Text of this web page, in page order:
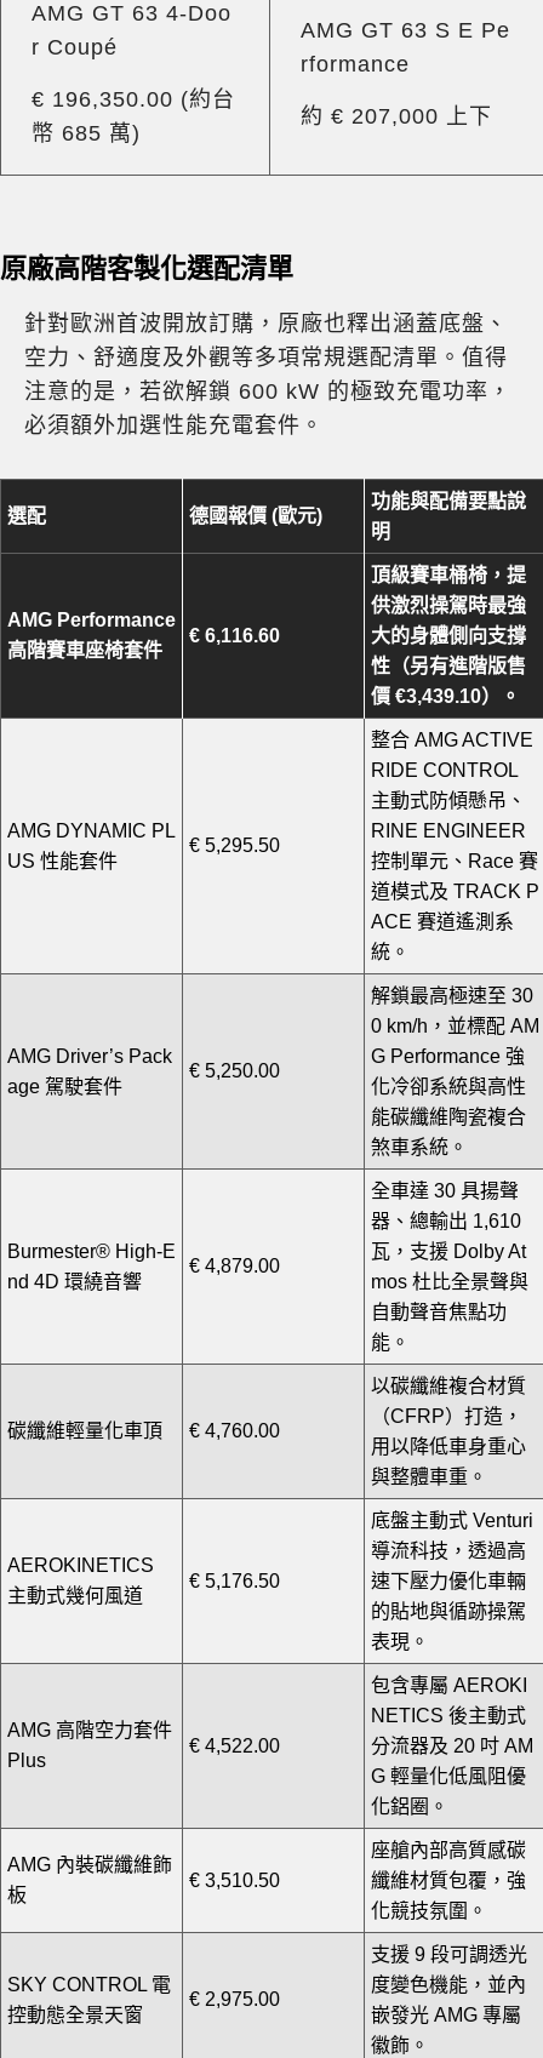
AMG GT 63 4-Doo
r Coupé
€ 196,350.00 (約台
幣 685 萬)
AMG GT 63 S E Pe
rformance
約 € 207,000 上下
原廠高階客製化選配清單
針對歐洲首波開放訂購，原廠也釋出涵蓋底盤、
空力、舒適度及外觀等多項常規選配清單。值得
注意的是，若欲解鎖 600 kW 的極致充電功率，
必須額外加選性能充電套件。
選配 德國報價 (歐元)
功能與配備要點說
明
AMG Performance
高階賽車座椅套件
€ 6,116.60
頂級賽車桶椅，提
供激烈操駕時最強
大的身體側向支撐
性（另有進階版售
價 €3,439.10）。
AMG DYNAMIC PL
US 性能套件
€ 5,295.50
整合 AMG ACTIVE
RIDE CONTROL
主動式防傾懸吊、
RINE ENGINEER
控制單元、Race 賽
道模式及 TRACK P
ACE 賽道遙測系
統。
AMG Driver’s Pack
age 駕駛套件
€ 5,250.00
解鎖最高極速至 30
0 km/h，並標配 AM
G Performance 強
化冷卻系統與高性
能碳纖維陶瓷複合
煞車系統。
Burmester® High-E
nd 4D 環繞音響
€ 4,879.00
全車達 30 具揚聲
器、總輸出 1,610
瓦，支援 Dolby At
mos 杜比全景聲與
自動聲音焦點功
能。
碳纖維輕量化車頂 € 4,760.00
以碳纖維複合材質
（CFRP）打造，
用以降低車身重心
與整體車重。
AEROKINETICS
主動式幾何風道
€ 5,176.50
底盤主動式 Venturi
導流科技，透過高
速下壓力優化車輛
的貼地與循跡操駕
表現。
AMG 高階空力套件
Plus
€ 4,522.00
包含專屬 AEROKI
NETICS 後主動式
分流器及 20 吋 AM
G 輕量化低風阻優
化鋁圈。
AMG 內裝碳纖維飾
板
€ 3,510.50
座艙內部高質感碳
纖維材質包覆，強
化競技氛圍。
SKY CONTROL 電
控動態全景天窗
€ 2,975.00
支援 9 段可調透光
度變色機能，並內
嵌發光 AMG 專屬
徽飾。